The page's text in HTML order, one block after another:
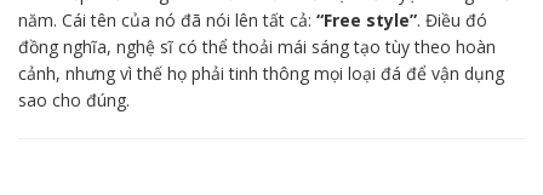
năm. Cái tên của nó đã nói lên tất cả: “Free style”. Điều đó
đồng nghĩa, nghệ sĩ có thể thoải mái sáng tạo tùy theo hoàn
cảnh, nhưng vì thế họ phải tinh thông mọi loại đá để vận dụng
sao cho đúng.